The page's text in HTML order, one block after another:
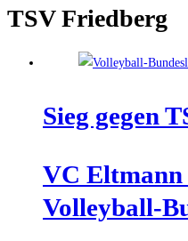
TSV Friedberg
Sieg gegen
VC
Volleyball-